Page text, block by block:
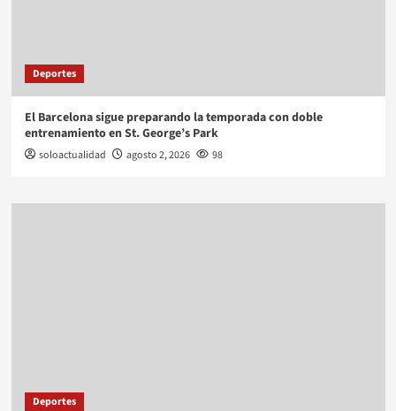
Deportes
El Barcelona sigue preparando la temporada con doble
entrenamiento en St. George’s Park
soloactualidad agosto 2, 2026 98
Deportes